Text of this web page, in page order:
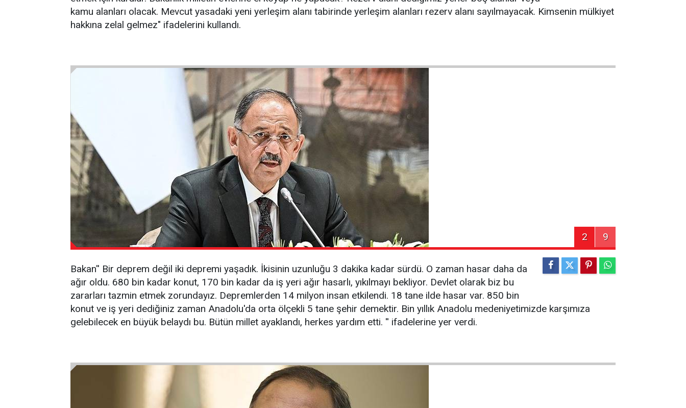
kamu alanları olacak. Mevcut yasadaki yeni yerleşim alanı tabirinde yerleşim alanları rezerv alanı sayılmayacak. Kimsenin mülkiyet
hakkına zelal gelmez" ifadelerini kullandı.
2 9
Bakan'' Bir deprem değil iki depremi yaşadık. İkisinin uzunluğu 3 dakika kadar sürdü. O zaman hasar daha da
ağır oldu. 680 bin kadar konut, 170 bin kadar da iş yeri ağır hasarlı, yıkılmayı bekliyor. Devlet olarak biz bu
zararları tazmin etmek zorundayız. Depremlerden 14 milyon insan etkilendi. 18 tane ilde hasar var. 850 bin
konut ve iş yeri dediğiniz zaman Anadolu'da orta ölçekli 5 tane şehir demektir. Bin yıllık Anadolu medeniyetimizde karşımıza
gelebilecek en büyük belaydı bu. Bütün millet ayaklandı, herkes yardım etti. '' ifadelerine yer verdi.